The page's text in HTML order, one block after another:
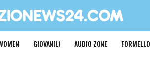
GIOVANILI AUDIO ZONE FORMELLO